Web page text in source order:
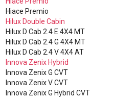
Hiace Premio
Hilux Double Cabin
Hilux D Cab 2.4 E 4X4 MT
Hilux D Cab 2.4 G 4X4 MT
Hilux D Cab 2.4 V 4X4 AT
Innova Zenix Hybrid
Innova Zenix G CVT
Innova Zenix V CVT
Innova Zenix G Hybrid CVT